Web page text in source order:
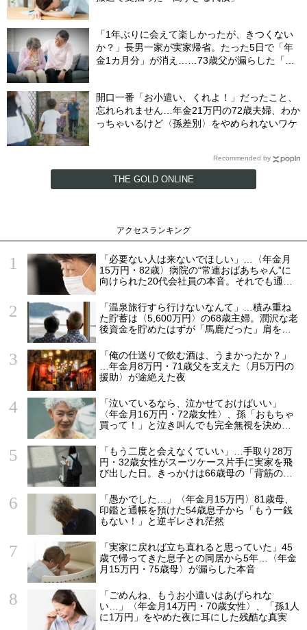
「1年ぶりに会えて楽しかったが、きつくない
か？」長男一家が実家帰省。たった5日で「年
金1カ月分」が消え……73歳父が漏らした「本
開口一番「お小遣い、くれよ！」だったこと、
忘れられません…年金21万円の72歳夫婦、わか
っちゃいるけど〈孫差別〉をやめられないワケ
Recommended by
THE GOLD ONLINE
アクセスランキング
「必要ない人は来ないでほしい」…〈年金月
15万円・82歳〉病院の“常連おばあちゃん”に
向けられた20代会社員の本音。それでも通い
「温泉旅行すら行けないなんて」…積み重ね
た貯蓄は〈5,600万円〉の68歳主婦。潤沢な老
後資金を貯めたはずが「馬鹿だった」肩を落
「俺の仕送りで飲む酒は、うまかったか？」
…年金月8万円・71歳父を支えた〈月5万円の
援助〉が途絶えた夜
「泣いているなら、泣かせておけばいい」
〈年金月16万円・72歳女性〉、孫「おもちゃ
買って！」と泣き叫んでも完全無視を決め込
「もう二度と会えなくていい」…手取り28万
円・32歳女性がスーツケース片手に実家を飛
び出した日。きっかけは66歳母の「背筋の凍
「愚かでした…」〈年金月15万円〉81歳母、
印鑑と通帳を預けた54歳息子から「もう一銭
もない！」と逆ギレされ茫然
「実家に戻れば立ち直れると思っていた」45
歳で帰ってきた息子との同居から5年…〈年金
月15万円・75歳母〉が漏らした本音
「ごめんね、もうお小遣いはあげられな
い…」〈年金月14万円・70歳女性〉、「孫1人
に1万円」をやめた夜に耳にした残酷な真実